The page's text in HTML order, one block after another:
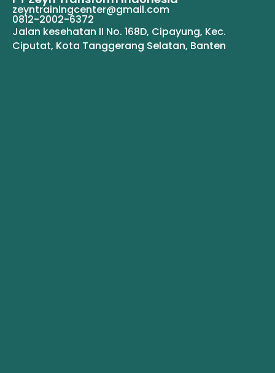
zeyntrainingcenter@gmail.com
0812-2002-6372
Jalan kesehatan II No. 168D, Cipayung, Kec.
Ciputat, Kota Tanggerang Selatan, Banten